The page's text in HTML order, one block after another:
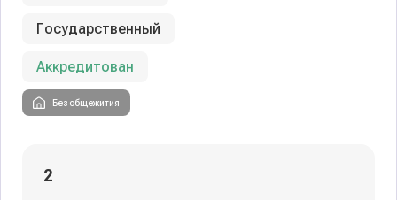
Государственный
Аккредитован
Без общежития
2